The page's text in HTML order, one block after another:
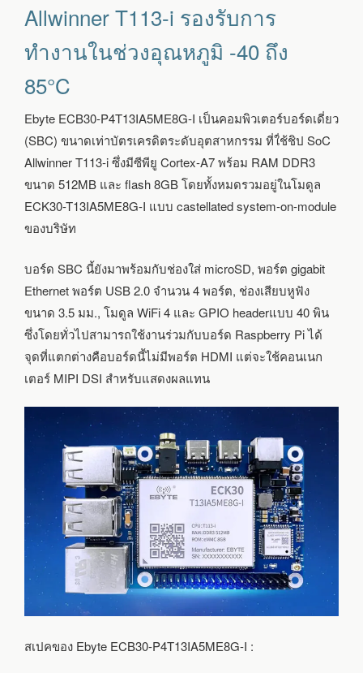
เครดิต
ระดับ
อุตสาหกรรม
ที่
T113-
I
การ
ทำงาน
ช่วง
ถึง
85°C
Allwinner T113-i รองรับการ
ทำงานในช่วงอุณหภูมิ -40 ถึง
85°C
Ebyte ECB30-P4T13IA5ME8G-I เป็นคอมพิวเตอร์บอร์ดเดี่ยว
(SBC) ขนาดเท่าบัตรเครดิตระดับอุตสาหกรรม ที่ใ่ช้ชิป SoC
Allwinner T113-i ซึ่งมีซีพียู Cortex-A7 พร้อม RAM DDR3
ขนาด 512MB และ flash 8GB โดยทั้งหมดรวมอยู่ในโมดูล
ECK30-T13IA5ME8G-I แบบ castellated system-on-module
ของบริษัท
บอร์ด SBC นี้ยังมาพร้อมกับช่องใส่ microSD, พอร์ต gigabit
Ethernet พอร์ต USB 2.0 จำนวน 4 พอร์ต, ช่องเสียบหูฟัง
ขนาด 3.5 มม., โมดูล WiFi 4 และ GPIO headerแบบ 40 พิน
ซึ่งโดยทั่วไปสามารถใช้งานร่วมกับบอร์ด Raspberry Pi ได้
จุดที่แตกต่างคือบอร์ดนี้ไม่มีพอร์ต HDMI แต่จะใช้คอนเนก
เตอร์ MIPI DSI สำหรับแสดงผลแทน
สเปคของ Ebyte ECB30-P4T13IA5ME8G-I :